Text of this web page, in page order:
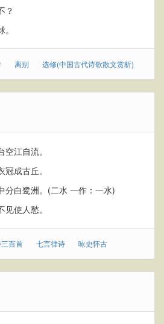
？
离别 选修(中国古代诗歌散文赏析)
江自流。
成古丘。
分白鹭洲。(二水 一作：一水)
使人愁。
百首 七言律诗 咏史怀古